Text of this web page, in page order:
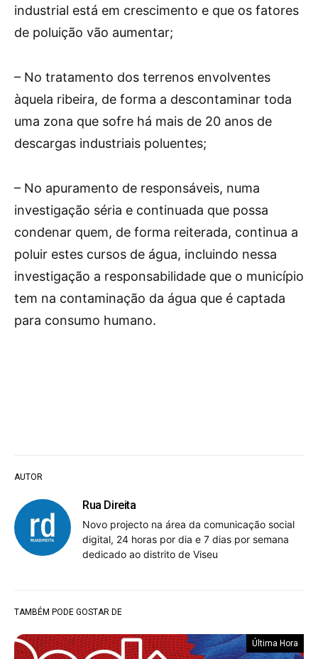
AUTOR
Rua Direita
Novo projecto na área da comunicação social
digital, 24 horas por dia e 7 dias por semana
dedicado ao distrito de Viseu
industrial está em crescimento e que os fatores
de poluição vão aumentar;
– No tratamento dos terrenos envolventes
àquela ribeira, de forma a descontaminar toda
uma zona que sofre há mais de 20 anos de
descargas industriais poluentes;
– No apuramento de responsáveis, numa
investigação séria e continuada que possa
condenar quem, de forma reiterada, continua a
poluir estes cursos de água, incluindo nessa
investigação a responsabilidade que o município
tem na contaminação da água que é captada
para consumo humano.
TAMBÉM PODE GOSTAR DE
Última Hora